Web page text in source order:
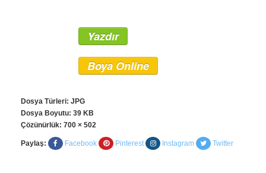
Yazdır
Boya Online
Dosya Türleri: JPG
Dosya Boyutu: 39 KB
Çözünürlük: 700 × 502
Paylaş: Facebook Pinterest Instagram Twitter